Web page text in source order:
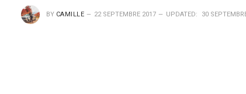
BY CAMILLE 22 SEPTEMBRE 2017 UPDATED: 30